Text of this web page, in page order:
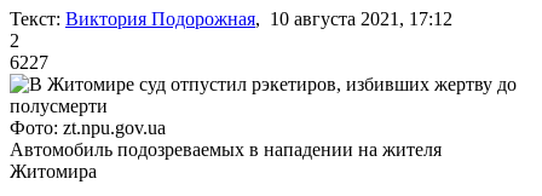
Текст: Виктория Подорожная, 10 августа 2021, 17:12
2
6227
Фото: zt.npu.gov.ua
Автомобиль подозреваемых в нападении на жителя
Житомира